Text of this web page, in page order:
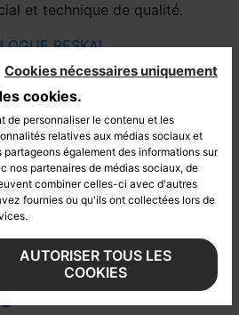
Cookies nécessaires uniquement
cookies.
de personnaliser le contenu et les
relatives aux médias sociaux et
également des informations sur
nos partenaires de médias sociaux, de
combiner celles-ci avec d'autres
fournies ou qu'ils ont collectées lors de
AUTORISER TOUS LES
COOKIES
et technique de qualité.
RESKAL
à jour sont disponibles pour
sur cette pagepour les
prise de contrôle